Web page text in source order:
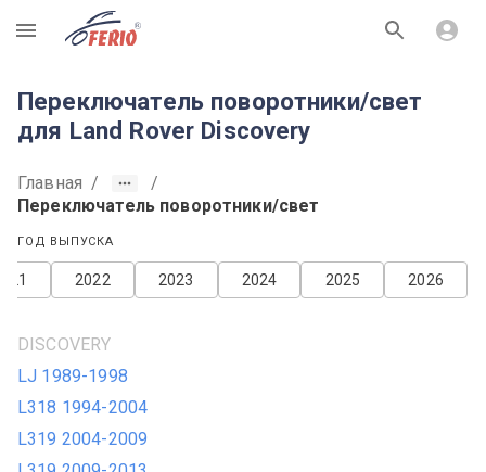
R
Переключатель поворотники/свет
для Land Rover Discovery
Главная /
/
Переключатель поворотники/свет
ГОД ВЫПУСКА
2026
2025
2024
2023
2022
DISCOVERY
LJ 1989-1998
L318 1994-2004
L319 2004-2009